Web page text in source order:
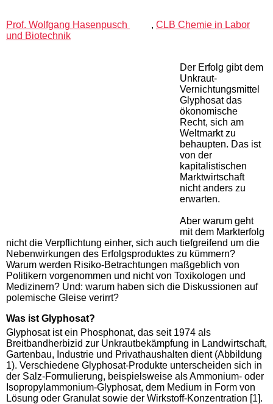
Prof. Wolfgang Hasenpusch , CLB Chemie in Labor
und Biotechnik
Der Erfolg gibt dem
Unkraut-
Vernichtungsmittel
Glyphosat das
ökonomische
Recht, sich am
Weltmarkt zu
behaupten. Das ist
von der
kapitalistischen
Marktwirtschaft
nicht anders zu
erwarten.
Aber warum geht
mit dem Markterfolg
nicht die Verpflichtung einher, sich auch tiefgreifend um die
Nebenwirkungen des Erfolgsproduktes zu kümmern?
Warum werden Risiko-Betrachtungen maßgeblich von
Politikern vorgenommen und nicht von Toxikologen und
Medizinern? Und: warum haben sich die Diskussionen auf
polemische Gleise verirrt?
Was ist Glyphosat?
Glyphosat ist ein Phosphonat, das seit 1974 als
Breitbandherbizid zur Unkrautbekämpfung in Landwirtschaft,
Gartenbau, Industrie und Privathaushalten dient (Abbildung
1). Verschiedene Glyphosat-Produkte unterscheiden sich in
der Salz-Formulierung, beispielsweise als Ammonium- oder
Isopropylammonium-Glyphosat, dem Medium in Form von
Lösung oder Granulat sowie der Wirkstoff-Konzentration [1].